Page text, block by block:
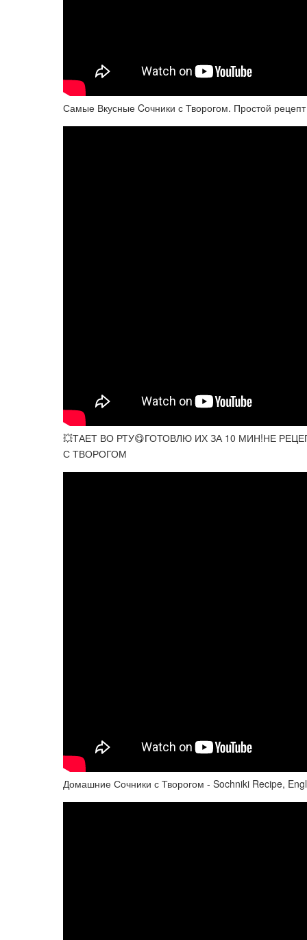
Самые Вкусные Cочники с Творогом. Простой
💥ТАЕТ ВО РТУ😋ГОТОВЛЮ ИХ ЗА 10 МИН!НЕ
С ТВОРОГОМ
Домашние Сочники с Творогом - Sochniki Recipe,